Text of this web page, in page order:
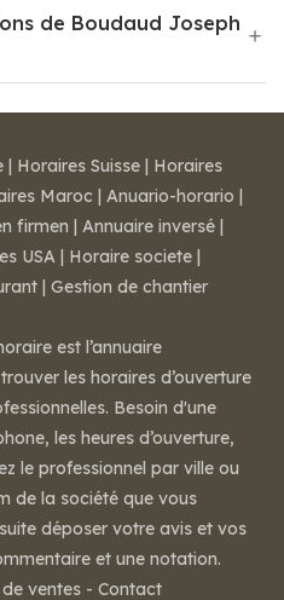
de Boudaud Joseph
| Horaires Suisse | Horaires
Maroc | Anuario-horario |
firmen | Annuaire inversé |
USA | Horaire societe |
| Gestion de chantier
est l’annuaire
les horaires d’ouverture
Besoin d'une
les heures d’ouverture,
le professionnel par ville ou
de la société que vous
déposer votre avis et vos
et une notation.
ventes - Contact